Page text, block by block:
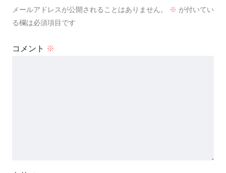
メールアドレスが公開されることはありません。 ※ が付いてい
る欄は必須項目です
コメント ※